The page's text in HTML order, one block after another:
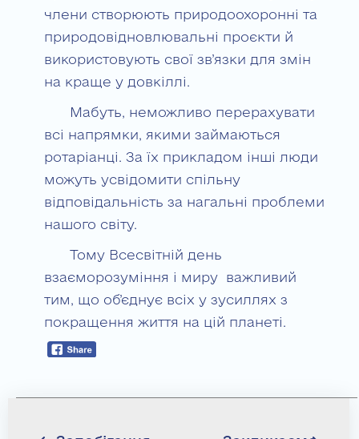
члени створюють природоохоронні та
природовідновлювальні проєкти й
використовують свої зв’язки для змін
на краще у довкіллі.
Мабуть, неможливо перерахувати
всі напрямки, якими займаються
ротаріанці. За їх прикладом інші люди
можуть усвідомити спільну
відповідальність за нагальні проблеми
нашого світу.
Тому Всесвітній день
взаєморозуміння і миру важливий
тим, що об’єднує всіх у зусиллях з
покращення життя на цій планеті.
Навігація